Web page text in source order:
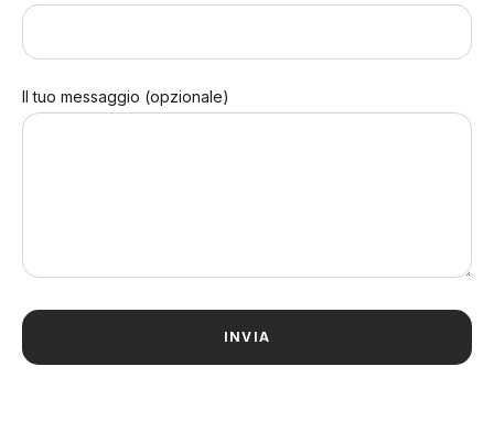
Il tuo messaggio (opzionale)